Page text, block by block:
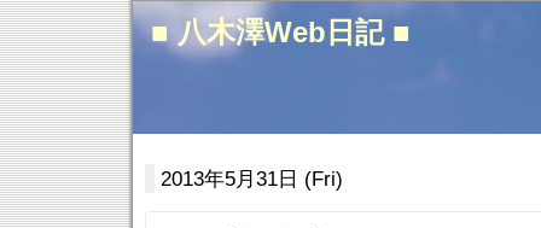
■ 八木澤Web日記 ■
2013年5月31日 (Fri)